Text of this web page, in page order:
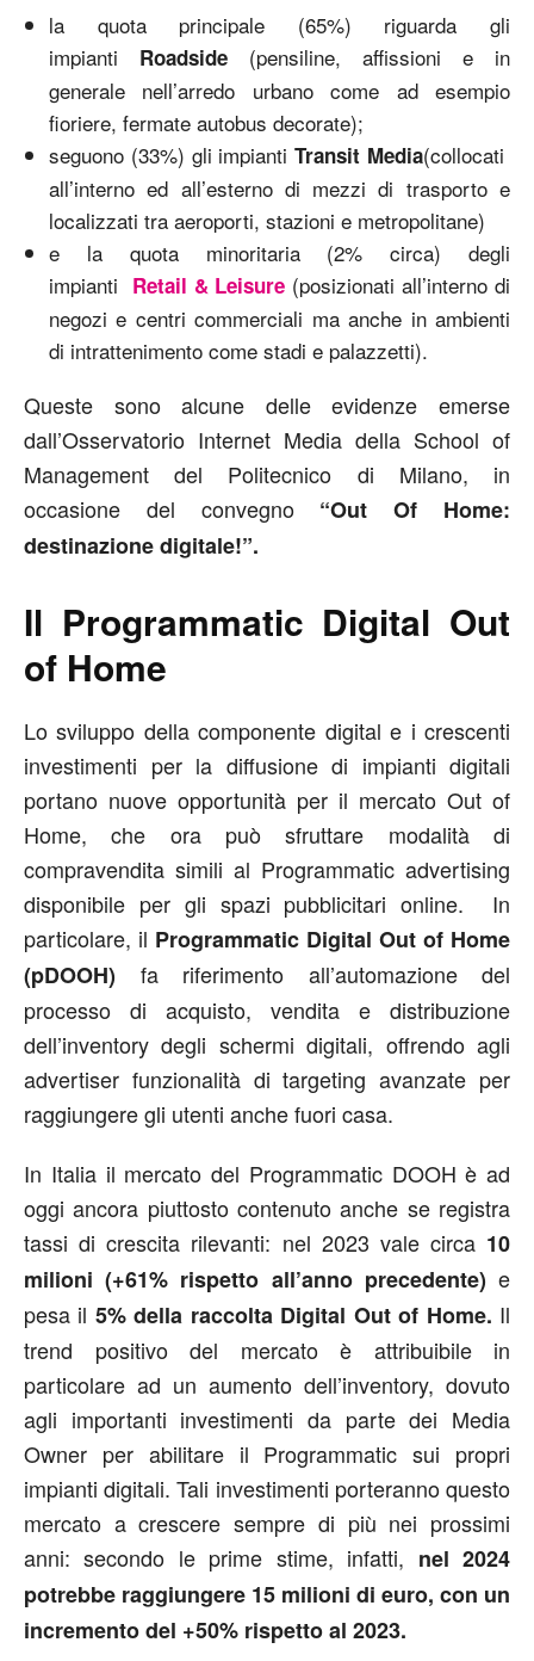
la quota principale (65%) riguarda gli
impianti Roadside (pensiline, affissioni e in
generale nell’arredo urbano come ad esempio
fioriere, fermate autobus decorate);
seguono (33%) gli impiantiTransit Media(collocati
all’interno ed all’esterno di mezzi di trasporto e
localizzati tra aeroporti, stazioni e metropolitane)
e la quota minoritaria (2% circa) degli
impianti Retail & Leisure (posizionati all’interno di
negozi e centri commerciali ma anche in ambienti
di intrattenimento come stadi e palazzetti).
Queste sono alcune delle evidenze emerse
dall’Osservatorio Internet Media della School of
Management del Politecnico di Milano, in
occasione del convegno “Out Of Home:
destinazione digitale!”.
Il Programmatic Digital Out
of Home
Lo sviluppo della componente digital e i crescenti
investimenti per la diffusione di impianti digitali
portano nuove opportunità per il mercato Out of
Home, che ora può sfruttare modalità di
compravendita simili al Programmatic advertising
disponibile per gli spazi pubblicitari online. In
particolare, il Programmatic Digital Out of Home
(pDOOH) fa riferimento all’automazione del
processo di acquisto, vendita e distribuzione
dell’inventory degli schermi digitali, offrendo agli
advertiser funzionalità di targeting avanzate per
raggiungere gli utenti anche fuori casa.
In Italia il mercato del Programmatic DOOH è ad
oggi ancora piuttosto contenuto anche se registra
tassi di crescita rilevanti: nel 2023 vale circa10
milioni (+61% rispetto all’anno precedente) e
pesa il 5% della raccolta Digital Out of Home. Il
trend positivo del mercato è attribuibile in
particolare ad un aumento dell’inventory, dovuto
agli importanti investimenti da parte dei Media
Owner per abilitare il Programmatic sui propri
impianti digitali. Tali investimenti porteranno questo
mercato a crescere sempre di più nei prossimi
anni: secondo le prime stime, infatti, nel 2024
potrebbe raggiungere 15 milioni di euro, con un
incremento del +50% rispetto al 2023.